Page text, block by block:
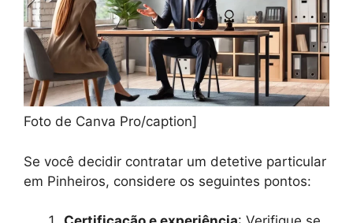
Foto de Canva Pro/caption]
Se você decidir contratar um detetive particular
em Pinheiros, considere os seguintes pontos: